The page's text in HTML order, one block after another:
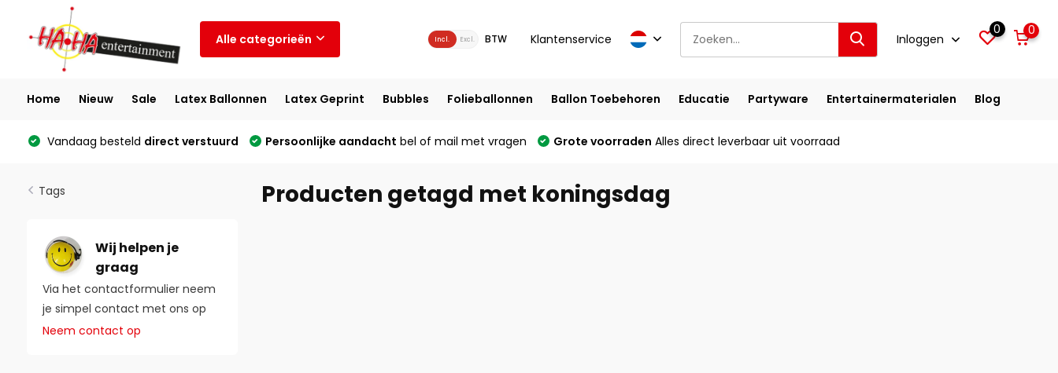
Alle categorieën Incl. Excl. BTW Klantenservice Inloggen
0 0
Home Nieuw Sale Latex Ballonnen Latex Geprint Bubbles Folieballonnen Ballon Toebehoren Educatie Partyware Entertainermaterialen Blog
Vandaag besteld direct verstuurd Persoonlijke aandacht bel of mail met vragen Grote voorraden Alles direct leverbaar uit voorraad
Tags
Wij helpen je
graag
Via het contactformulier neem
je simpel contact met ons op
Neem contact op
Producten getagd met koningsdag